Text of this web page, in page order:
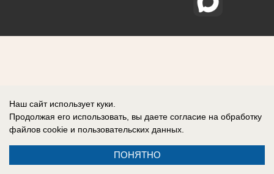
Наш сайт использует куки.
Продолжая его использовать, вы даете согласие на обработку
файлов cookie и пользовательских данных.
ПОНЯТНО